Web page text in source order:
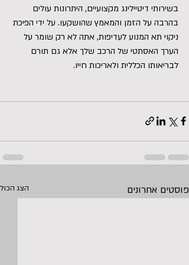
בשירותי דיטיילינג מקצועיים, היתרונות עולים
בהרבה על הזמן והמאמץ שהושקעו. על ידי הפיכת
ניקוי תא המנוע לעדיפות, אתה לא רק שומר על
הערך האסתטי של הרכב שלך אלא גם תורם
לבריאותו הכללית ולאריכות חייו.
פוסטים אחרונים הצג הכול